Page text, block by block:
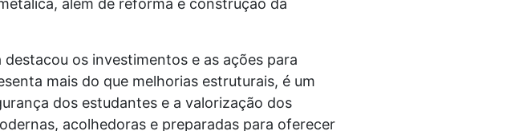
além de reforma e construção da
os investimentos e as ações para
mais do que melhorias estruturais, é um
dos estudantes e a valorização dos
acolhedoras e preparadas para oferecer